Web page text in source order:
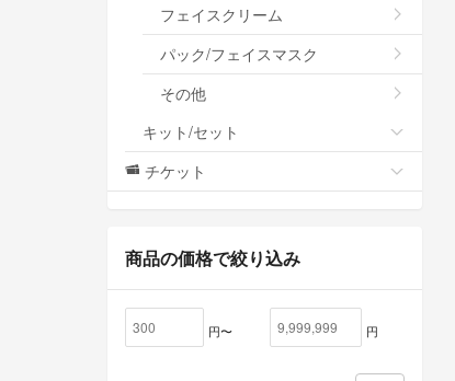
フェイスクリーム
パック/フェイスマスク
その他
キット/セット
チケット
商品の価格で絞り込み
円〜 円